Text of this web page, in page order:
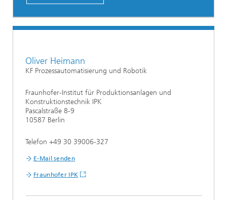
Oliver Heimann
KF Prozessautomatisierung und Robotik
Fraunhofer-Institut für Produktionsanlagen und
Konstruktionstechnik IPK
Pascalstraße 8-9
10587 Berlin
Telefon +49 30 39006-327
E-Mail senden
Fraunhofer IPK